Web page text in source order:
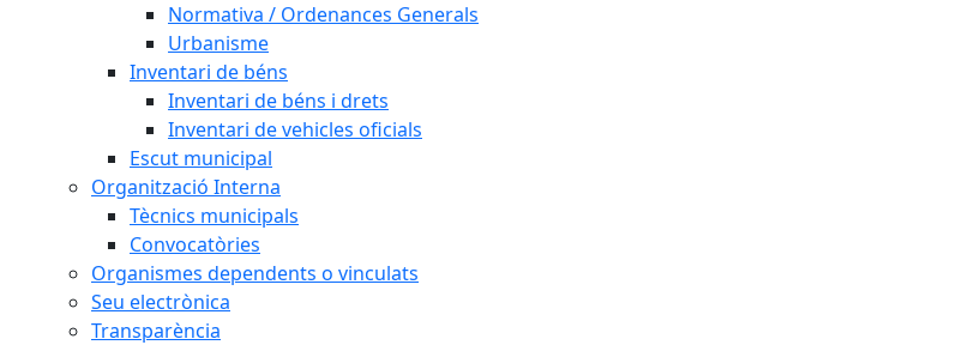
Normativa / Ordenances Generals
Urbanisme
Inventari de béns
Inventari de béns i drets
Inventari de vehicles oficials
Escut municipal
Organització Interna
Tècnics municipals
Convocatòries
Organismes dependents o vinculats
Seu electrònica
Transparència